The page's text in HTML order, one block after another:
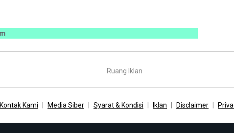
Ruang Iklan
Kontak Kami Media Siber Syarat & Kondisi Iklan Disclaimer